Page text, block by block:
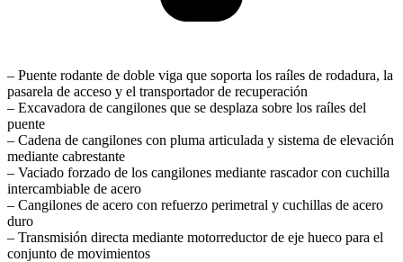
– Puente rodante de doble viga que soporta los raíles de rodadura, la
pasarela de acceso y el transportador de recuperación
– Excavadora de cangilones que se desplaza sobre los raíles del
puente
– Cadena de cangilones con pluma articulada y sistema de elevación
mediante cabrestante
– Vaciado forzado de los cangilones mediante rascador con cuchilla
intercambiable de acero
– Cangilones de acero con refuerzo perimetral y cuchillas de acero
duro
– Transmisión directa mediante motorreductor de eje hueco para el
conjunto de movimientos